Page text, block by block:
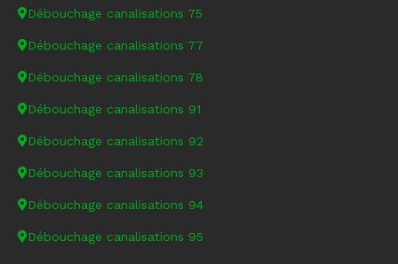
Débouchage canalisations 75
Débouchage canalisations 77
Débouchage canalisations 78
Débouchage canalisations 91
Débouchage canalisations 92
Débouchage canalisations 93
Débouchage canalisations 94
Débouchage canalisations 95